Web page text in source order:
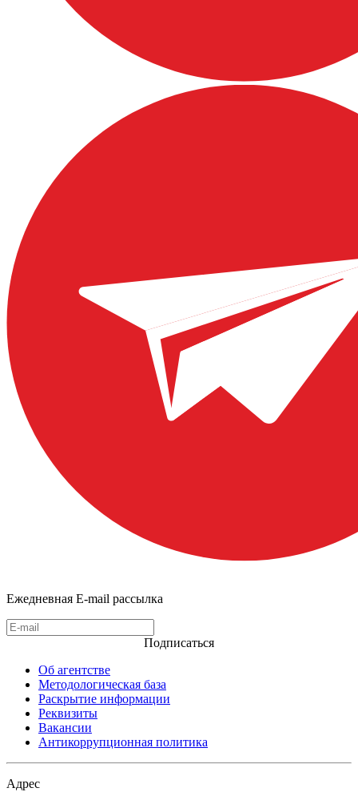
Ежедневная E-mail рассылка
Подписаться
Об агентстве
Методологическая база
Раскрытие информации
Реквизиты
Вакансии
Антикоррупционная политика
Адрес